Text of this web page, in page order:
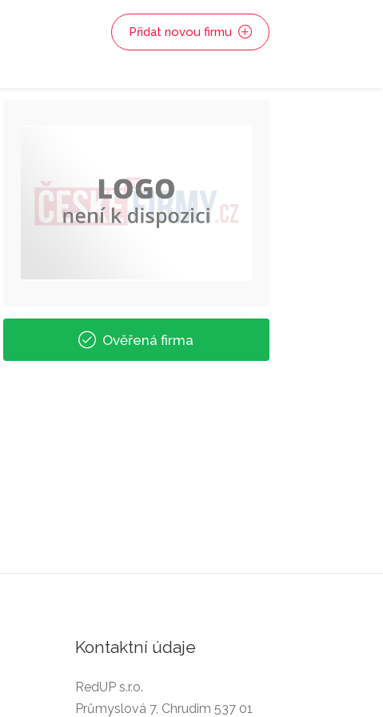
Přidat novou firmu
Ověřená firma
Kontaktní údaje
RedUP s.r.o.
Průmyslová 7, Chrudim 537 01